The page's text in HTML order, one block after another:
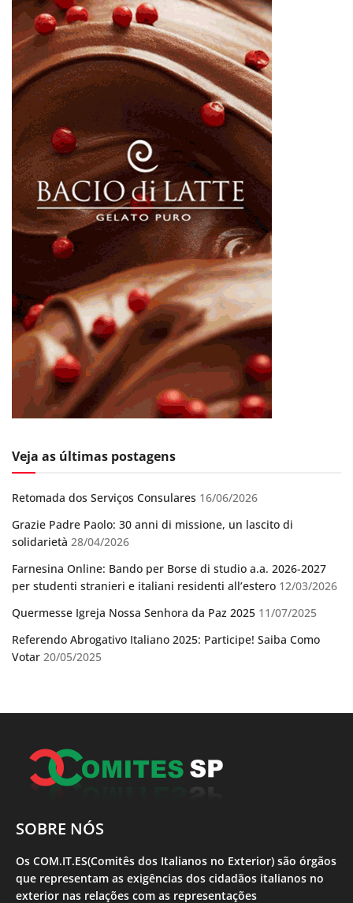
Veja as últimas postagens
Retomada dos Serviços Consulares 16/06/2026
Grazie Padre Paolo: 30 anni di missione, un lascito di
solidarietà 28/04/2026
Farnesina Online: Bando per Borse di studio a.a. 2026-2027
per studenti stranieri e italiani residenti all’estero 12/03/2026
Quermesse Igreja Nossa Senhora da Paz 2025 11/07/2025
Referendo Abrogativo Italiano 2025: Participe! Saiba Como
Votar 20/05/2025
SOBRE NÓS
Os COM.IT.ES(Comitês dos Italianos no Exterior) são órgãos
que representam as exigências dos cidadãos italianos no
exterior nas relações com as representações